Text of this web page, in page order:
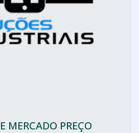
MERCADO PREÇO